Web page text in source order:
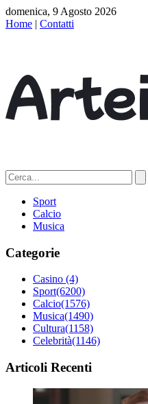
domenica, 9 Agosto 2026
Home | Contatti
Sport
Calcio
Musica
Categorie
Casino (4)
Sport(6200)
Calcio(1576)
Musica(1490)
Cultura(1158)
Celebrità(1146)
Articoli Recenti